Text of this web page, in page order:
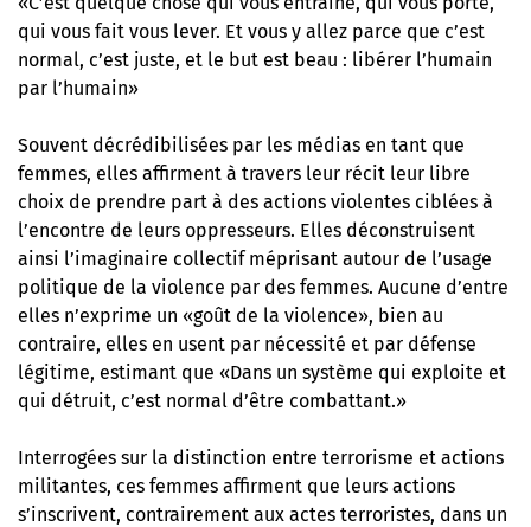
qui vous fait vous lever. Et vous y allez parce que c’est
normal, c’est juste, et le but est beau : libérer l’humain
par l’humain»
Souvent décrédibilisées par les médias en tant que
femmes, elles affirment à travers leur récit leur libre
choix de prendre part à des actions violentes ciblées à
l’encontre de leurs oppresseurs. Elles déconstruisent
ainsi l’imaginaire collectif méprisant autour de l’usage
politique de la violence par des femmes. Aucune d’entre
elles n’exprime un «goût de la violence», bien au
contraire, elles en usent par nécessité et par défense
légitime, estimant que «Dans un système qui exploite et
qui détruit, c’est normal d’être combattant.»
Interrogées sur la distinction entre terrorisme et actions
militantes, ces femmes affirment que leurs actions
s’inscrivent, contrairement aux actes terroristes, dans un